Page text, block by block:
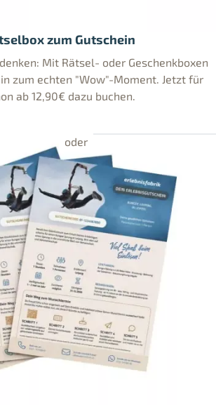
zum Gutschein
Mit Rätsel- oder Geschenkboxen
zum echten "Wow"-Moment. Jetzt für
ab 12,90€ dazu buchen.